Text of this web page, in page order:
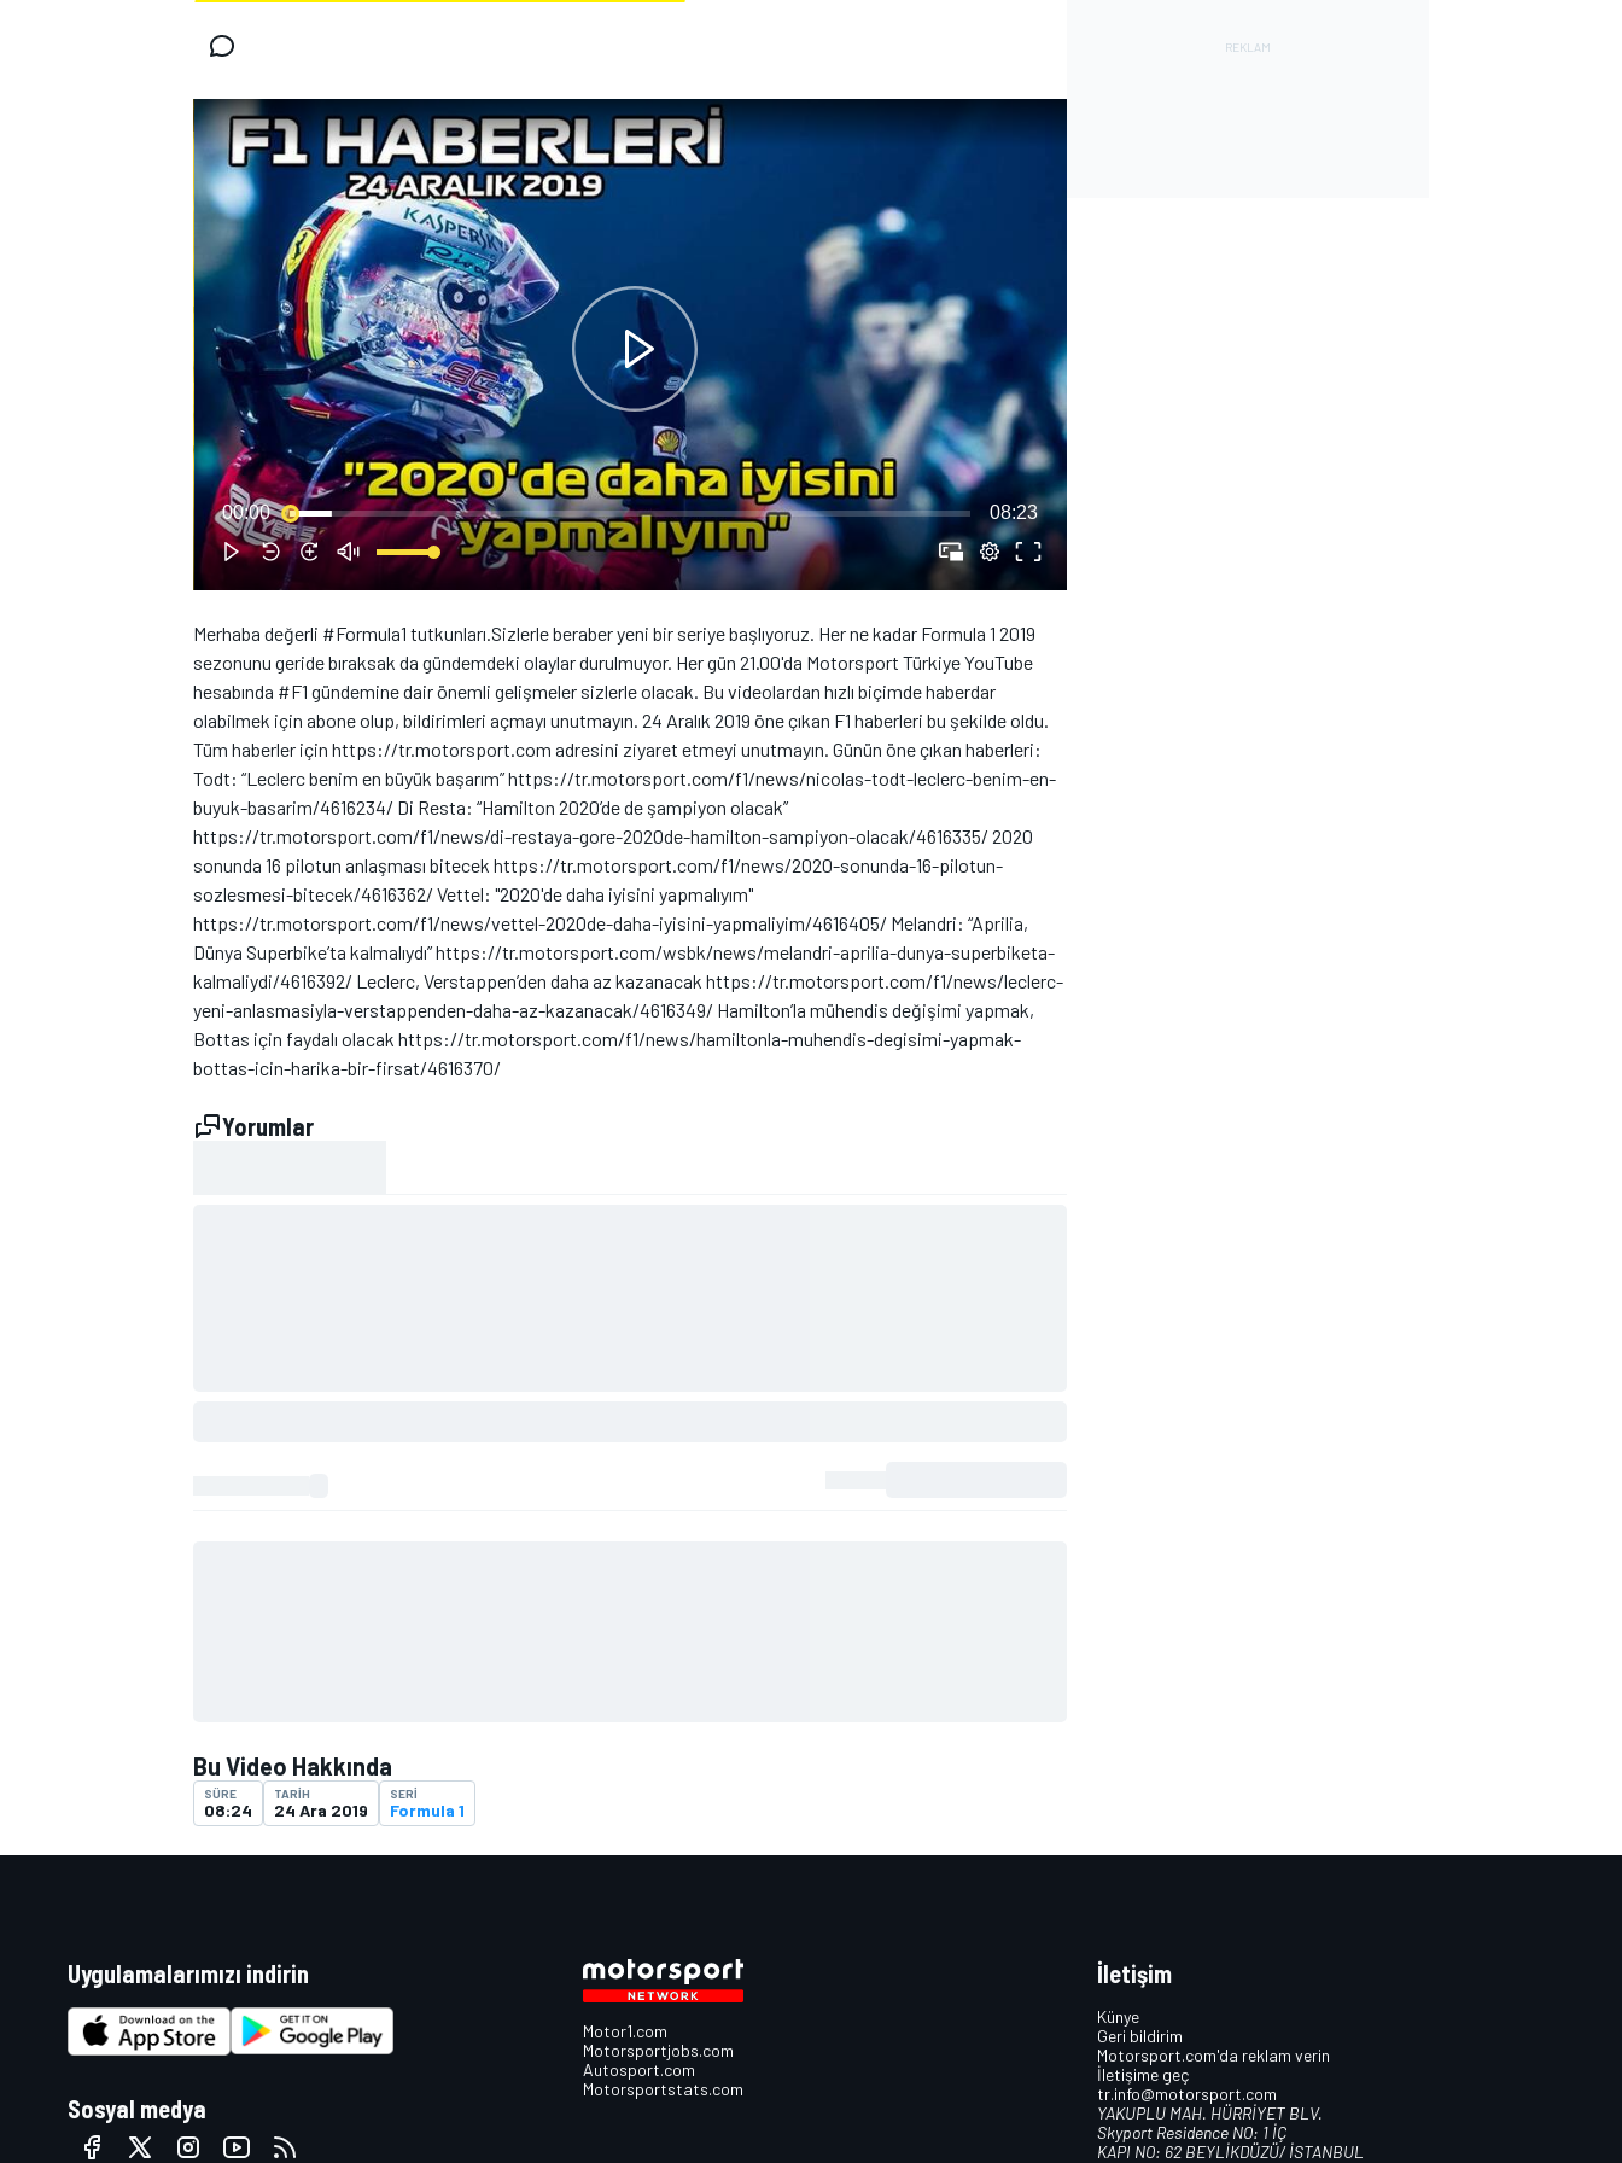
MOTOGP
WORLD SUPERBIKE
WRC
00:00 08:23
Merhaba değerli #Formula1 tutkunları.Sizlerle beraber yeni bir seriye başlıyoruz. Her ne kadar Formula 1 2019
sezonunu geride bıraksak da gündemdeki olaylar durulmuyor. Her gün 21.00'da Motorsport Türkiye YouTube
hesabında #F1 gündemine dair önemli gelişmeler sizlerle olacak. Bu videolardan hızlı biçimde haberdar
olabilmek için abone olup, bildirimleri açmayı unutmayın. 24 Aralık 2019 öne çıkan F1 haberleri bu şekilde oldu.
Tüm haberler için https://tr.motorsport.com adresini ziyaret etmeyi unutmayın. Günün öne çıkan haberleri:
Todt: “Leclerc benim en büyük başarım” https://tr.motorsport.com/f1/news/nicolas-todt-leclerc-benim-en-
buyuk-basarim/4616234/ Di Resta: “Hamilton 2020’de de şampiyon olacak”
https://tr.motorsport.com/f1/news/di-restaya-gore-2020de-hamilton-sampiyon-olacak/4616335/ 2020
sonunda 16 pilotun anlaşması bitecek https://tr.motorsport.com/f1/news/2020-sonunda-16-pilotun-
sozlesmesi-bitecek/4616362/ Vettel: "2020'de daha iyisini yapmalıyım"
https://tr.motorsport.com/f1/news/vettel-2020de-daha-iyisini-yapmaliyim/4616405/ Melandri: “Aprilia,
Dünya Superbike’ta kalmalıydı” https://tr.motorsport.com/wsbk/news/melandri-aprilia-dunya-superbiketa-
kalmaliydi/4616392/ Leclerc, Verstappen’den daha az kazanacak https://tr.motorsport.com/f1/news/leclerc-
yeni-anlasmasiyla-verstappenden-daha-az-kazanacak/4616349/ Hamilton’la mühendis değişimi yapmak,
Bottas için faydalı olacak https://tr.motorsport.com/f1/news/hamiltonla-muhendis-degisimi-yapmak-
bottas-icin-harika-bir-firsat/4616370/
Yorumlar
Bu Video Hakkında
SÜRE
08:24
TARIH
24 Ara 2019
SERI
Formula 1
Uygulamalarımızı indirin
Sosyal medya
Motor1.com
Motorsportjobs.com
Autosport.com
Motorsportstats.com
İletişim
Künye
Geri bildirim
Motorsport.com'da reklam verin
İletişime geç
tr.info@motorsport.com
YAKUPLU MAH. HÜRRİYET BLV.
Skyport Residence NO: 1 İÇ
KAPI NO: 62 BEYLİKDÜZÜ/ İSTANBUL